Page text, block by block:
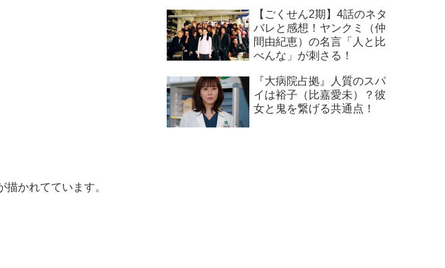
かれてています。
【ごくせん2期】4話のネタ
バレと感想！ヤンクミ（仲
間由紀恵）の名言「人と比
べんな」が刺さる！
『大病院占拠』人質のスパ
イは裕子（比嘉愛未）？彼
女と鬼を繋げる共通点！